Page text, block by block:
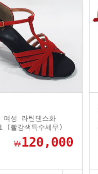
여성 라틴댄스화
(빨강색특수세무)
￦120,000